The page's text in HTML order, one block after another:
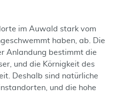
im Auwald stark vom
haben, ab. Die
Anlandung bestimmt die
und die Körnigkeit des
Deshalb sind natürliche
und die hohe